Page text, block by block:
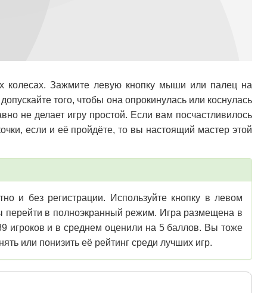
колесах. Зажмите левую кнопку мыши или палец на
того, чтобы она опрокинулась или коснулась
не делает игру простой. Если вам посчастливилось
если и её пройдёте, то вы настоящий мастер этой
и без регистрации. Используйте кнопку в левом
перейти в полноэкранный режим. Игра размещена в
игроков и в среднем оценили на 5 баллов. Вы тоже
или понизить её рейтинг среди лучших игр.